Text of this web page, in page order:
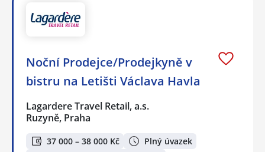
Noční Prodejce/Prodejkyně v
bistru na Letišti Václava Havla
Lagardere Travel Retail, a.s.
Ruzyně, Praha
37 000 – 38 000 Kč
Plný úvazek